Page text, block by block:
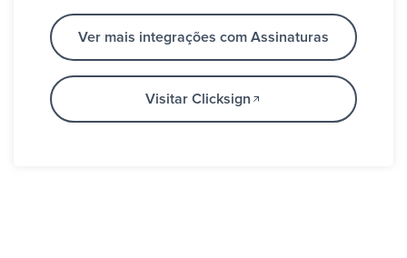
Ver mais integrações com Assinaturas
Visitar Clicksign